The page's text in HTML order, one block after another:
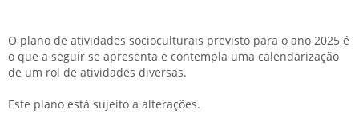
O plano de atividades socioculturais previsto para o ano 2025 é
o que a seguir se apresenta e contempla uma calendarização
de um rol de atividades diversas.
Este plano está sujeito a alterações.